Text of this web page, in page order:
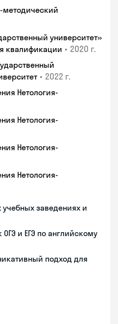
методический
университет»
квалификации • 2020 г.
• 2022 г.
Нетология-
Нетология-
Нетология-
Нетология-
заведениях и
ОГЭ и ЕГЭ по английскому
подход для